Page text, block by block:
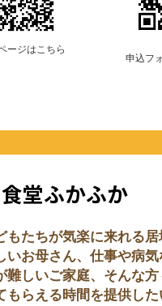
ージはこちら
申込フ
堂ふかふか
もたちが気楽に来れる
いお母さん、仕事や病
難しいご家庭、そんな方
もらえる時間を提供し